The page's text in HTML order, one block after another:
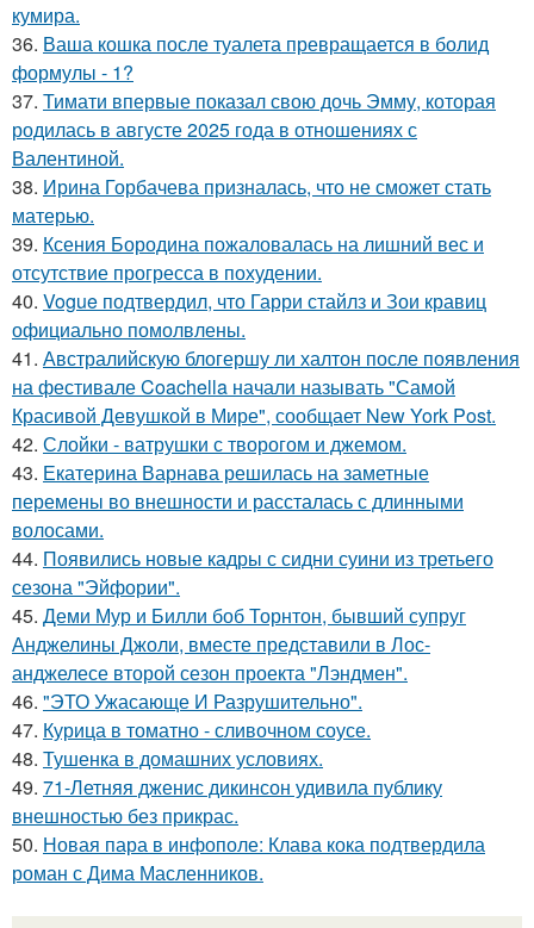
кумира.
36. Ваша кошка после туалета превращается в болид
формулы - 1?
37. Тимати впервые показал свою дочь Эмму, которая
родилась в августе 2025 года в отношениях с
Валентиной.
38. Ирина Горбачева призналась, что не сможет стать
матерью.
39. Ксения Бородина пожаловалась на лишний вес и
отсутствие прогресса в похудении.
40. Vogue подтвердил, что Гарри стайлз и Зои кравиц
официально помолвлены.
41. Австралийскую блогершу ли халтон после появления
на фестивале Coachella начали называть "Самой
Красивой Девушкой в Мире", сообщает New York Post.
42. Слойки - ватрушки с творогом и джемом.
43. Екатерина Варнава решилась на заметные
перемены во внешности и рассталась с длинными
волосами.
44. Появились новые кадры с сидни суини из третьего
сезона "Эйфории".
45. Деми Мур и Билли боб Торнтон, бывший супруг
Анджелины Джоли, вместе представили в Лос-
анджелесе второй сезон проекта "Лэндмен".
46. "ЭТО Ужасающе И Разрушительно".
47. Курица в томатно - сливочном соусе.
48. Тушенка в домашних условиях.
49. 71-Летняя дженис дикинсон удивила публику
внешностью без прикрас.
50. Новая пара в инфополе: Клава кока подтвердила
роман с Дима Масленников.